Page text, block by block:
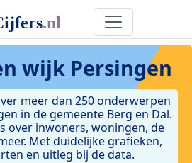
wijk Persingen
meer dan 250 onderwerpen
in de gemeente Berg en Dal.
over inwoners, woningen, de
Met duidelijke grafieken,
en uitleg bij de data.